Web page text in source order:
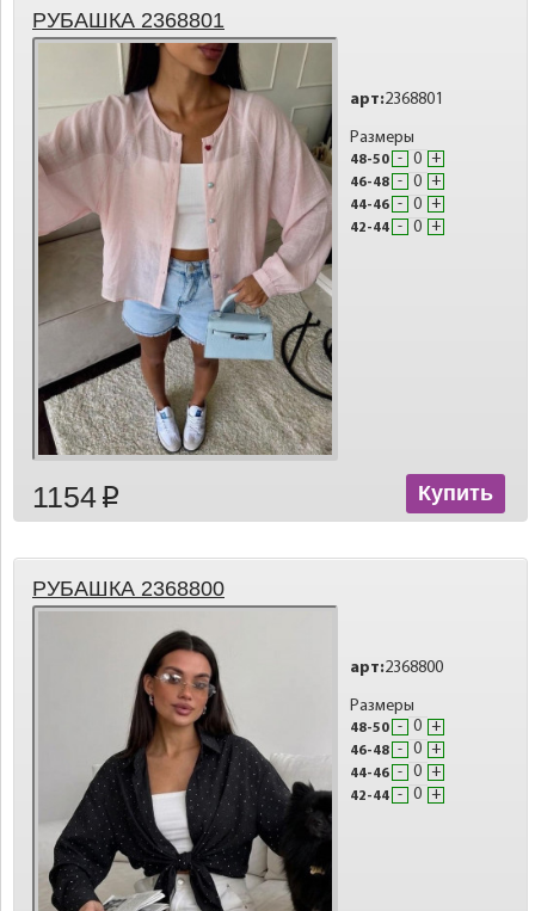
РУБАШКА 2368801
арт:2368801
Размеры
48-50 - +
46-48 - +
44-46 - +
42-44 - +
1154 p Купить
РУБАШКА 2368800
арт:2368800
Размеры
48-50 - +
46-48 - +
44-46 - +
42-44 - +